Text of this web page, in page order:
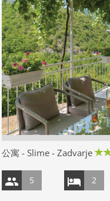
公寓 - Slime - Zadvarje
5 2